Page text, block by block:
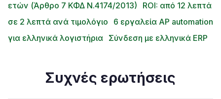
ετών (Άρθρο 7 ΚΦΔ Ν.4174/2013)
ROI: από 12 λεπτά
σε 2 λεπτά ανά τιμολόγιο
6 εργαλεία AP automation
για ελληνικά λογιστήρια Σύνδεση με ελληνικά ERP
Συχνές ερωτήσεις